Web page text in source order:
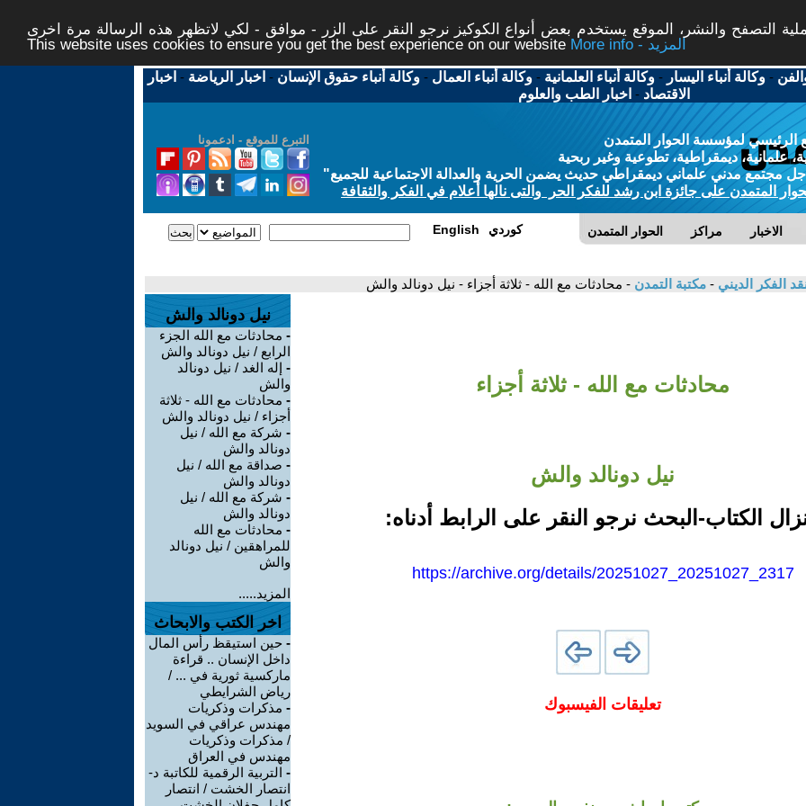
التصفح والنشر، الموقع يستخدم بعض أنواع الكوكيز نرجو النقر على الزر - موافق - لكي لاتظهر هذه الرسالة مرة اخرى -
This website uses cookies to ensure you get the best experience on our website
More info - المزيد
-وكالة أنباء اليسار -وكالة أنباء العلمانية -وكالة أنباء العمال -وكالة أنباء حقوق الإنسان - اخبار الرياضة - اخبار
الاقتصاد - اخبار الطب والعلوم
التبرع للموقع - ادعمونا
الرئيسي لمؤسسة الحوار المتمدن
علمانية، ديمقراطية، تطوعية وغير ربحية
مجتمع مدني علماني ديمقراطي حديث يضمن الحرية والعدالة الاجتماعية للجميع"
المتمدن على جائزة ابن رشد للفكر الحر والتى نالها أعلام في الفكر والثقافة
الحوار المتمدن مراكز الاخبار English كوردي
الفكر الديني - مكتبة التمدن - محادثات مع الله - ثلاثة أجزاء - نيل دونالد والش
محادثات مع الله - ثلاثة أجزاء
نيل دونالد والش
الكتاب-البحث نرجو النقر على الرابط أدناه:
https://archive.org/details/20251027_20251027_2317
تعليقات الفيسبوك
نيل دونالد والش
- محادثات مع الله الجزء
الرابع / نيل دونالد والش
- إله الغد / نيل دونالد
والش
- محادثات مع الله - ثلاثة
أجزاء / نيل دونالد والش
- شركة مع الله / نيل
دونالد والش
- صداقة مع الله / نيل
دونالد والش
- شركة مع الله / نيل
دونالد والش
- محادثات مع الله
للمراهقين / نيل دونالد
والش
المزيد.....
اخر الكتب والابحاث
- حين استيقظ رأس المال
داخل الإنسان .. قراءة
ماركسية ثورية في ... /
رياض الشرايطي
- مذكرات وذكريات
مهندس عراقي في السويد
/ مذكرات وذكريات
مهندس في العراق
- التربية الرقمية للكاتبة د-
انتصار الخشت / انتصار